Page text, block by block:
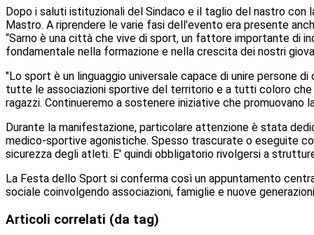
Dopo i saluti istituzionali del Sindaco e il taglio del nastro con
Mastro. A riprendere le varie fasi dell'evento era presente
“Sarno è una città che vive di sport, un fattore importante di
fondamentale nella formazione e nella crescita dei nostri
"Lo sport è un linguaggio universale capace di unire persone
tutte le associazioni sportive del territorio e a tutti coloro che
ragazzi. Continueremo a sostenere iniziative che
Durante la manifestazione, particolare attenzione è stata
medico-sportive agonistiche. Spesso trascurate o eseguite
sicurezza degli atleti. E' quindi obbligatorio rivolgersi a
La Festa dello Sport si conferma così un appuntamento
sociale coinvolgendo associazioni, famiglie e nuove
Articoli correlati (da tag)